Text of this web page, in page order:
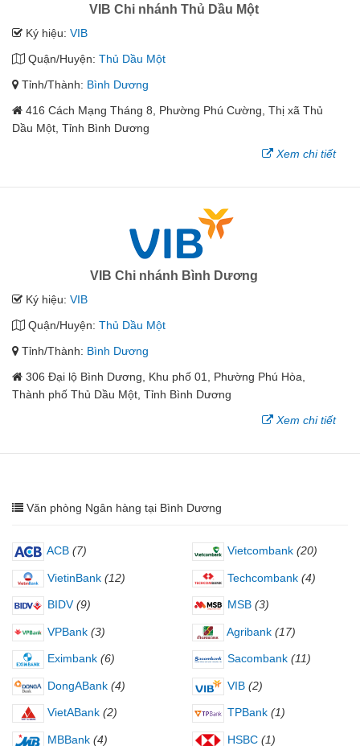
VIB Chi nhánh Thủ Dầu Một
Ký hiệu: VIB
Quận/Huyện: Thủ Dầu Một
Tỉnh/Thành: Bình Dương
416 Cách Mạng Tháng 8, Phường Phú Cường, Thị xã Thủ
Dầu Một, Tỉnh Bình Dương
Xem chi tiết
VIB Chi nhánh Bình Dương
Ký hiệu: VIB
Quận/Huyện: Thủ Dầu Một
Tỉnh/Thành: Bình Dương
306 Đại lộ Bình Dương, Khu phố 01, Phường Phú Hòa,
Thành phố Thủ Dầu Một, Tỉnh Bình Dương
Xem chi tiết
Văn phòng Ngân hàng tại Bình Dương
ACB (7) Vietcombank (20)
VietinBank (12) Techcombank (4)
BIDV (9) MSB (3)
VPBank (3) Agribank (17)
Eximbank (6) Sacombank (11)
DongABank (4) VIB (2)
VietABank (2) TPBank (1)
MBBank (4) HSBC (1)